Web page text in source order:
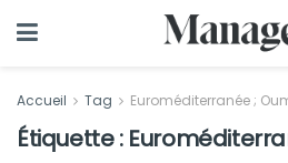
Accueil Tag Euroméditerranée ;
Étiquette :